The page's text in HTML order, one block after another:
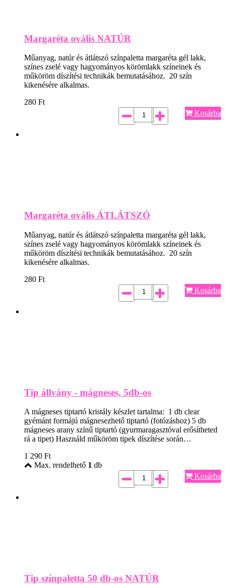
Margaréta ovális NATÚR
Műanyag, natúr és átlátszó színpaletta margaréta gél lakk,
színes zselé vagy hagyományos körömlakk színeinek és
műköröm díszítési technikák bemutatásához. 20 szín
kikenésére alkalmas.
280 Ft
Kosárba
Margaréta ovális ÁTLÁTSZÓ
Műanyag, natúr és átlátszó színpaletta margaréta gél lakk,
színes zselé vagy hagyományos körömlakk színeinek és
műköröm díszítési technikák bemutatásához. 20 szín
kikenésére alkalmas.
280 Ft
Kosárba
Tip állvány - mágneses, 5db-os
A mágneses tiptartó kristály készlet tartalma: 1 db clear
gyémánt formájú mágnesezhető tiptartó (fotózáshoz) 5 db
mágneses arany színű tiptartó (gyurmaragasztóval erősítheted
rá a tipet) Használd műköröm tipek díszítése során…
1 290 Ft
Max. rendelhető 1 db
Kosárba
Tip színpaletta 50 db-os NATÚR